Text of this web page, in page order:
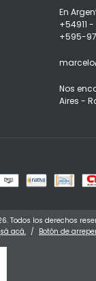
En
+54911
+595-
Nos
Aires -
Todos los derechos
acá. / Botón de